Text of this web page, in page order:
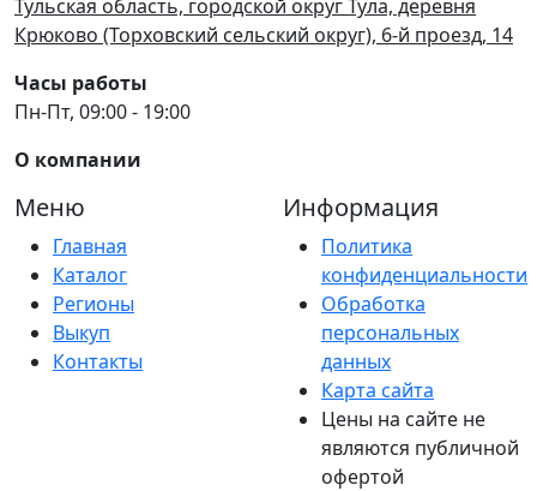
Тульская область, городской округ Тула, деревня
Крюково (Торховский сельский округ), 6-й проезд, 14
Часы работы
Пн-Пт, 09:00 - 19:00
О компании
Меню
Главная
Каталог
Регионы
Выкуп
Контакты
Информация
Политика
конфиденциальности
Обработка
персональных
данных
Карта сайта
Цены на сайте не
являются публичной
офертой